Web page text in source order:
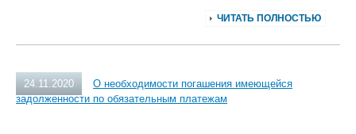
ЧИТАТЬ ПОЛНОСТЬЮ
24.11.2020
О необходимости погашения имеющейся
задолженности по обязательным платежам